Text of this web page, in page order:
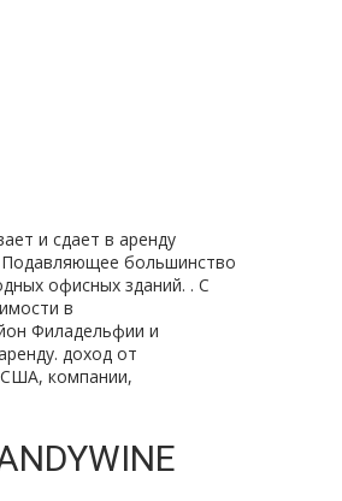
и сдает в аренду
большинство
офисных зданий. . С
в
Филадельфии и
доход от
США, компании,